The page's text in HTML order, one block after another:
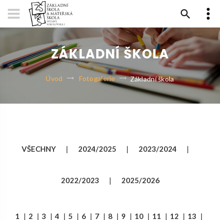
ZÁKLADNÍ ŠKOLA
Úvod Fotogalerie Základní škola
VŠECHNY | 2024/2025 | 2023/2024 |
2022/2023 | 2025/2026
1 | 2 | 3 | 4 | 5 | 6 | 7 | 8 | 9 | 10 | 11 | 12 | 13 |